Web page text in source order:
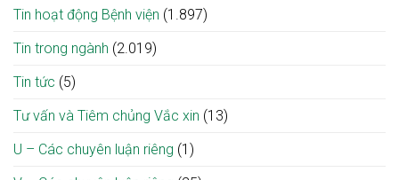
Tin hoạt động Bệnh viện (1.897)
Tin trong ngành (2.019)
Tin tức (5)
Tư vấn và Tiêm chủng Vắc xin (13)
U – Các chuyên luận riêng (1)